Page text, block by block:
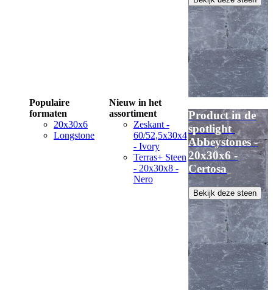
Populaire
formaten
20x30x6
Longstone
Nieuw in het
assortiment
Zeskant -
60/52,5x30x4
- Ivory
Terras+ Steen
- 20x30x8 -
Nero
Product in de
spotlight
Abbeystones -
20x30x6 -
Certosa
Bekijk deze steen